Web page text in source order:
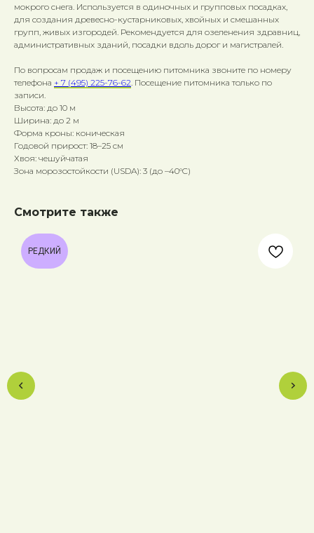
мокрого снега. Используется в одиночных и групповых посадках,
для создания древесно-кустарниковых, хвойных и смешанных
групп, живых изгородей. Рекомендуется для озеленения здравниц,
административных зданий, посадки вдоль дорог и магистралей.
По вопросам продаж и посещению питомника звоните по номеру
телефона + 7 (495) 225-76-62 . Посещение питомника только по
записи.
Высота: до 10 м
Ширина: до 2 м
Форма кроны: коническая
Годовой прирост: 18–25 см
Хвоя: чешуйчатая
Зона морозостойкости (USDA): 3 (до –40°C)
Смотрите также
РЕДКИЙ